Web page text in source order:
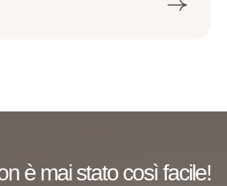
è mai stato così facile!